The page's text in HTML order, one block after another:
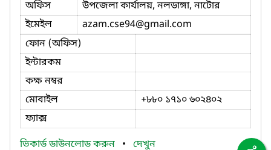
অফিস
উপজেলা কার্যালয়, নলডাঙ্গা, নাটোর
ইমেইল
azam.cse94@gmail.com
ফোন (অফিস)
ইন্টারকম
কক্ষ নম্বর
মোবাইল
+৮৮০ ১৭১০ ৬০২৪০২
ফ্যাক্স
ভিকার্ড ডাউনলোড করুন • দেখুন